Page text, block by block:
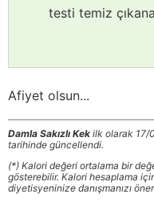
testi temiz
Afiyet olsun...
Damla Sakızlı Kek ilk olarak 17/
tarihinde güncellendi.
(*) Kalori değeri ortalama bir
gösterebilir. Kalori hesaplama
diyetisyeninize danışmanızı